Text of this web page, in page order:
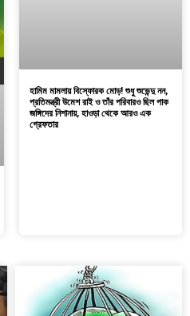
হামিম মামলায় বিস্ফোরক মোড়! শুধু শুভেন্দু নন,
প্রতিমন্ত্রী উমেশ রাই ও তাঁর পরিবারও ছিল পাক
জঙ্গিদের নিশানায়, হাওড়া থেকে আরও এক
গ্রেফতার